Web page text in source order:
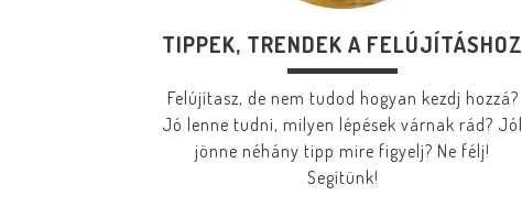
TIPPEK, TRENDEK A FELÚJÍTÁSHOZ
Felújítasz, de nem tudod hogyan kezdj hozzá?
Jó lenne tudni, milyen lépések várnak rád? Jól
jönne néhány tipp mire figyelj? Ne félj!
Segítünk!